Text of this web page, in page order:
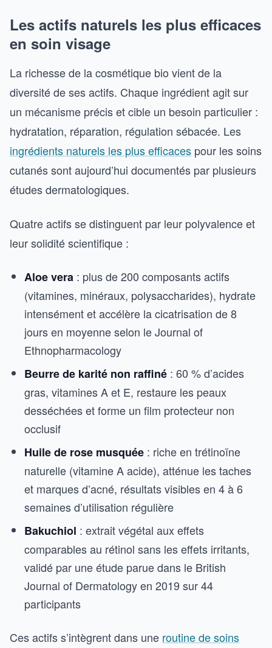
Les actifs naturels les plus efficaces
en soin visage
La richesse de la cosmétique bio vient de la
diversité de ses actifs. Chaque ingrédient agit sur
un mécanisme précis et cible un besoin particulier :
hydratation, réparation, régulation sébacée. Les
ingrédients naturels les plus efficaces pour les soins
cutanés sont aujourd’hui documentés par plusieurs
études dermatologiques.
Quatre actifs se distinguent par leur polyvalence et
leur solidité scientifique :
Aloe vera : plus de 200 composants actifs
(vitamines, minéraux, polysaccharides), hydrate
intensément et accélère la cicatrisation de 8
jours en moyenne selon le Journal of
Ethnopharmacology
Beurre de karité non raffiné : 60 % d’acides
gras, vitamines A et E, restaure les peaux
desséchées et forme un film protecteur non
occlusif
Huile de rose musquée : riche en trétinoïne
naturelle (vitamine A acide), atténue les taches
et marques d’acné, résultats visibles en 4 à 6
semaines d’utilisation régulière
Bakuchiol : extrait végétal aux effets
comparables au rétinol sans les effets irritants,
validé par une étude parue dans le British
Journal of Dermatology en 2019 sur 44
participants
Ces actifs s’intègrent dans une routine de soins